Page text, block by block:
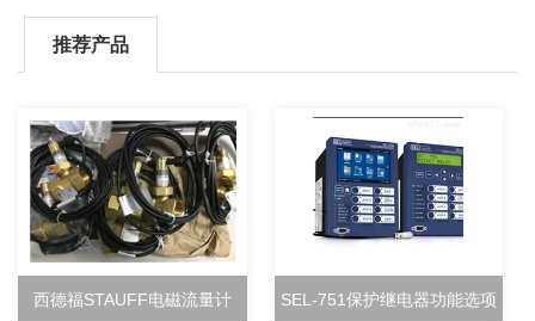
推荐产品
西德福STAUFF电磁流量计 SEL-751保护继电器功能选项